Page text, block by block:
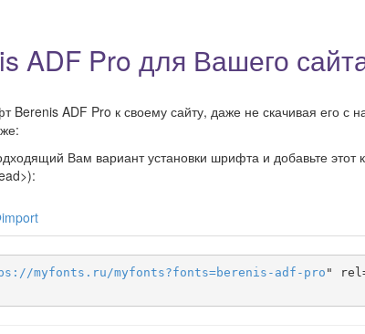
ADF Pro для Вашего
ADF Pro к своему сайту, даже не скачивая его с
Вам вариант установки шрифта и добавьте этот
://myfonts . ru /myfonts?fonts=berenis-adf-pro "